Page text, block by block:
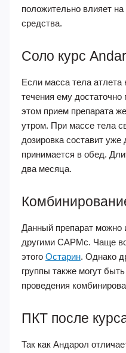
положительно влияет на
средства.
Соло курс
Если масса тела
течения ему
этом прием препарата
утром. При массе тела
дозировка составит
принимается в обед.
два месяца.
Данный препарат можно
другими САРМс. Чаще
этого Остарин. Однако
группы также могут
проведения
ПКТ после
Так как Андарол